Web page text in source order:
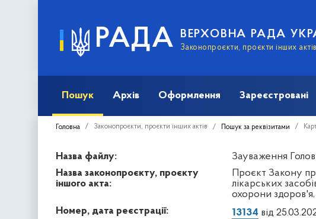
РАДА ВЕРХОВНА РАДА
Законопроєкти, проєкти інших актів
Пошук Архів Оформлення Зареєстровані
Головна Законопроєкти, проєкти інших актів Пошук за реквізитами
Назва файлу:
Зауваження
Назва законопроєкту, проєкту
іншого акта:
Проєкт Закону
лікарських
охорони
Номер, дата реєстрації:
13134 від